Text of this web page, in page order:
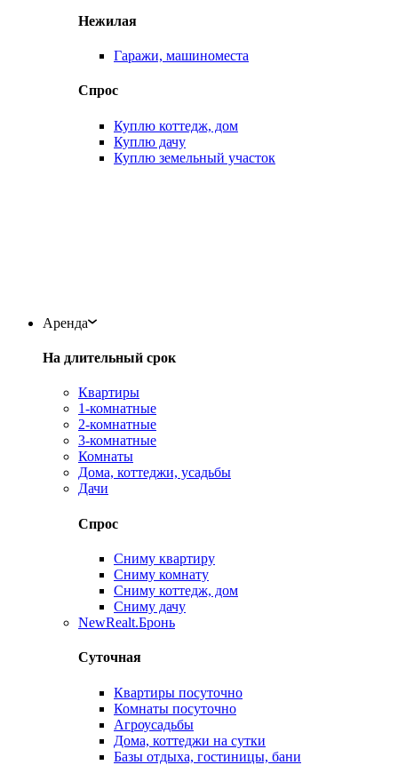
Нежилая
Гаражи, машиноместа
Спрос
Куплю коттедж, дом
Куплю дачу
Куплю земельный участок
Аренда
На длительный срок
Квартиры
1-комнатные
2-комнатные
3-комнатные
Комнаты
Дома, коттеджи, усадьбы
Дачи
Спрос
Сниму квартиру
Сниму комнату
Сниму коттедж, дом
Сниму дачу
NewRealt.Бронь
Суточная
Квартиры посуточно
Комнаты посуточно
Агроусадьбы
Дома, коттеджи на сутки
Базы отдыха, гостиницы, бани